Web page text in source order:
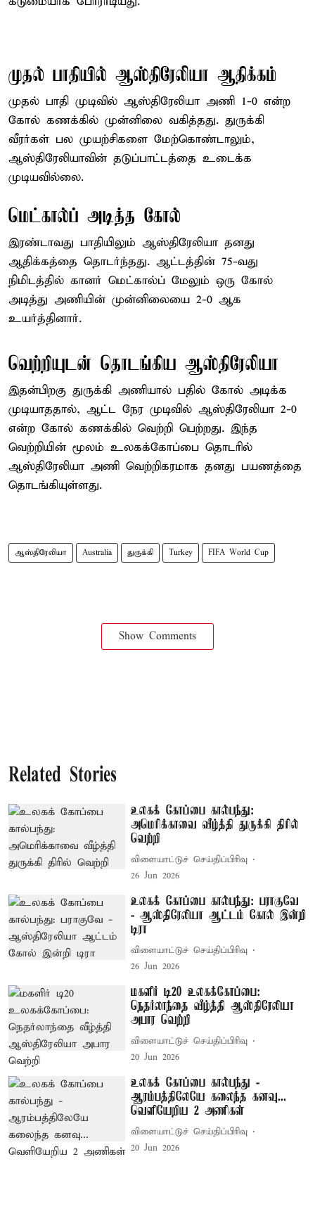
முதல் பாதியில் ஆஸ்திரேலியா ஆதிக்கம்
முதல் பாதி முடிவில் ஆஸ்திரேலியா அணி 1-0 என்ற
கோல் கணக்கில் முன்னிலை வகித்தது. துருக்கி
வீரர்கள் பல முயற்சிகளை மேற்கொண்டாலும்,
ஆஸ்திரேலியாவின் தடுப்பாட்டத்தை உடைக்க
முடியவில்லை.
மெட்கால்ப் அடித்த கோல்
இரண்டாவது பாதியிலும் ஆஸ்திரேலியா தனது
ஆதிக்கத்தை தொடர்ந்தது. ஆட்டத்தின் 75-வது
நிமிடத்தில் கானர் மெட்கால்ப் மேலும் ஒரு கோல்
அடித்து அணியின் முன்னிலையை 2-0 ஆக
உயர்த்தினார்.
வெற்றியுடன் தொடங்கிய ஆஸ்திரேலியா
இதன்பிறகு துருக்கி அணியால் பதில் கோல் அடிக்க
முடியாததால், ஆட்ட நேர முடிவில் ஆஸ்திரேலியா 2-0
என்ற கோல் கணக்கில் வெற்றி பெற்றது. இந்த
வெற்றியின் மூலம் உலகக்கோப்பை தொடரில்
ஆஸ்திரேலியா அணி வெற்றிகரமாக தனது பயணத்தை
தொடங்கியுள்ளது.
ஆஸ்திரேலியா Australia துருக்கி Turkey FIFA World Cup
Show Comments
Related Stories
உலகக் கோப்பை கால்பந்து:
அமெரிக்காவை வீழ்த்தி துருக்கி திரில்
வெற்றி
விளையாட்டுச் செய்திப்பிரிவு
26 Jun 2026
உலகக் கோப்பை கால்பந்து: பராகுவே
- ஆஸ்திரேலியா ஆட்டம் கோல் இன்றி
டிரா
விளையாட்டுச் செய்திப்பிரிவு
26 Jun 2026
மகளிர் டி20 உலகக்கோப்பை:
நெதர்லாந்தை வீழ்த்தி ஆஸ்திரேலியா
அபார வெற்றி
விளையாட்டுச் செய்திப்பிரிவு
20 Jun 2026
உலகக் கோப்பை கால்பந்து -
ஆரம்பத்திலேயே கலைந்த கனவு...
வெளியேறிய 2 அணிகள்
விளையாட்டுச் செய்திப்பிரிவு
20 Jun 2026